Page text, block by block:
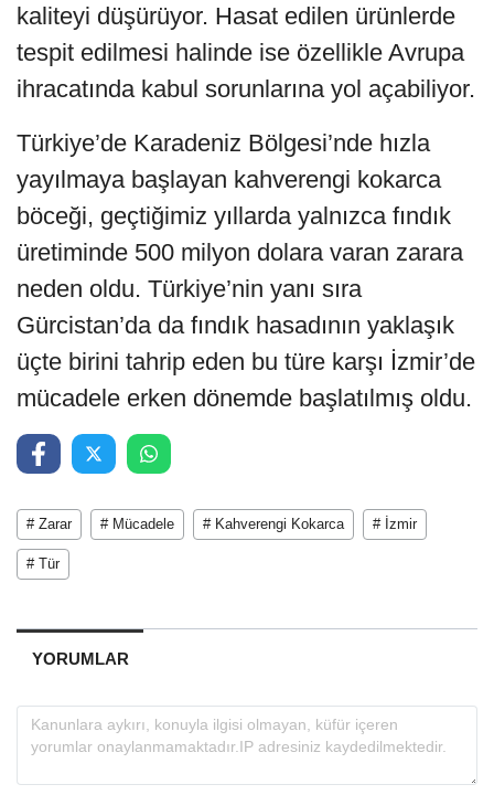
kaliteyi düşürüyor. Hasat edilen ürünlerde
tespit edilmesi halinde ise özellikle Avrupa
ihracatında kabul sorunlarına yol açabiliyor.
Türkiye’de Karadeniz Bölgesi’nde hızla
yayılmaya başlayan kahverengi kokarca
böceği, geçtiğimiz yıllarda yalnızca fındık
üretiminde 500 milyon dolara varan zarara
neden oldu. Türkiye’nin yanı sıra
Gürcistan’da da fındık hasadının yaklaşık
üçte birini tahrip eden bu türe karşı İzmir’de
mücadele erken dönemde başlatılmış oldu.
# Zarar # Mücadele # Kahverengi Kokarca # İzmir
# Tür
YORUMLAR